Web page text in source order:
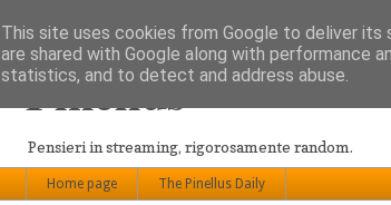
Pinellus
Pensieri in streaming, rigorosamente random.
Home page The Pinellus Daily
This site uses cookies from Google to deliver its
are shared with Google along with performance
statistics, and to detect and address abuse.